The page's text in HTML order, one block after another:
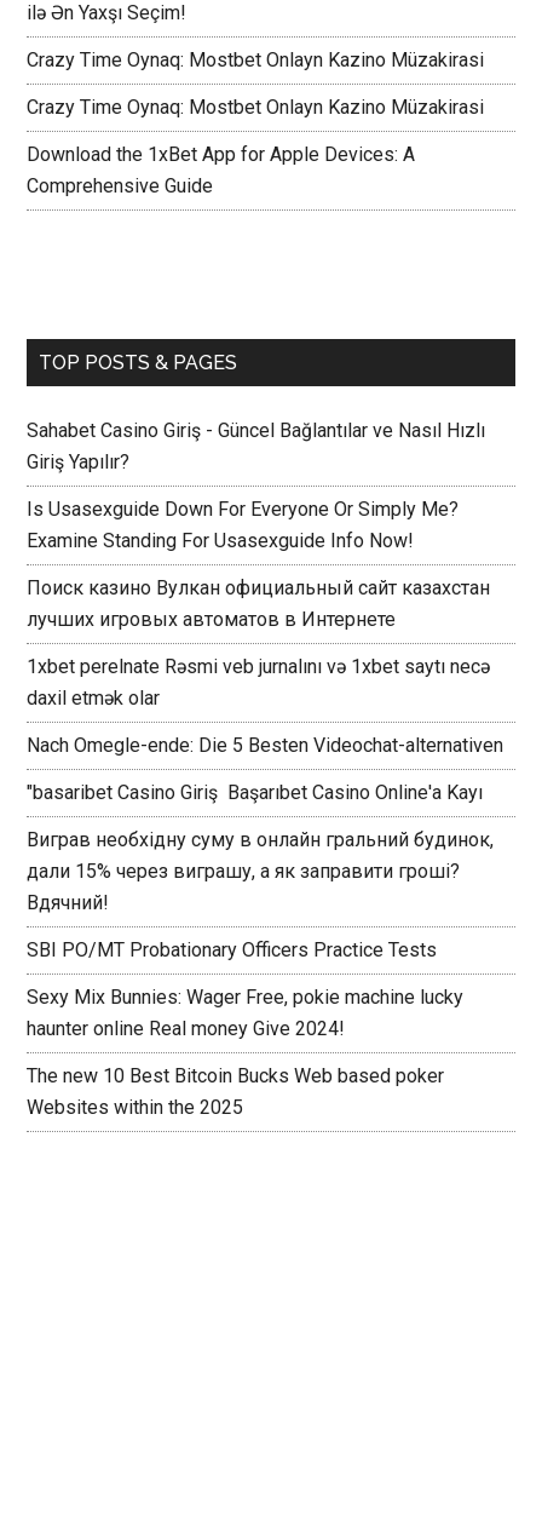
ilə Ən Yaxşı Seçim!
Crazy Time Oynaq: Mostbet Onlayn Kazino Müzakirasi
Crazy Time Oynaq: Mostbet Onlayn Kazino Müzakirasi
Download the 1xBet App for Apple Devices: A
Comprehensive Guide
TOP POSTS & PAGES
Sahabet Casino Giriş - Güncel Bağlantılar ve Nasıl Hızlı
Giriş Yapılır?
Is Usasexguide Down For Everyone Or Simply Me?
Examine Standing For Usasexguide Info Now!
Поиск казино Вулкан официальный сайт казахстан
лучших игровых автоматов в Интернете
1xbet perelnate Rəsmi veb jurnalını və 1xbet saytı necə
daxil etmək olar
Nach Omegle-ende: Die 5 Besten Videochat-alternativen
"basaribet Casino Giriş ️ Başarıbet Casino Online'a Kayı
Виграв необхідну суму в онлайн гральний будинок,
дали 15% через виграшу, а як заправити гроші?
Вдячний!
SBI PO/MT Probationary Officers Practice Tests
Sexy Mix Bunnies: Wager Free, pokie machine lucky
haunter online Real money Give 2024!
The new 10 Best Bitcoin Bucks Web based poker
Websites within the 2025